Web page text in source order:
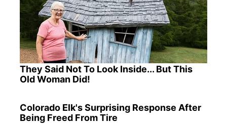
They Said Not To Look Inside... But This
Old Woman Did!
Colorado Elk's Surprising Response After
Being Freed From Tire